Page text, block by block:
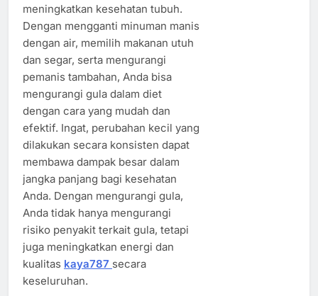
meningkatkan kesehatan tubuh.
Dengan mengganti minuman manis
dengan air, memilih makanan utuh
dan segar, serta mengurangi
pemanis tambahan, Anda bisa
mengurangi gula dalam diet
dengan cara yang mudah dan
efektif. Ingat, perubahan kecil yang
dilakukan secara konsisten dapat
membawa dampak besar dalam
jangka panjang bagi kesehatan
Anda. Dengan mengurangi gula,
Anda tidak hanya mengurangi
risiko penyakit terkait gula, tetapi
juga meningkatkan energi dan
kualitas kaya787 secara
keseluruhan.